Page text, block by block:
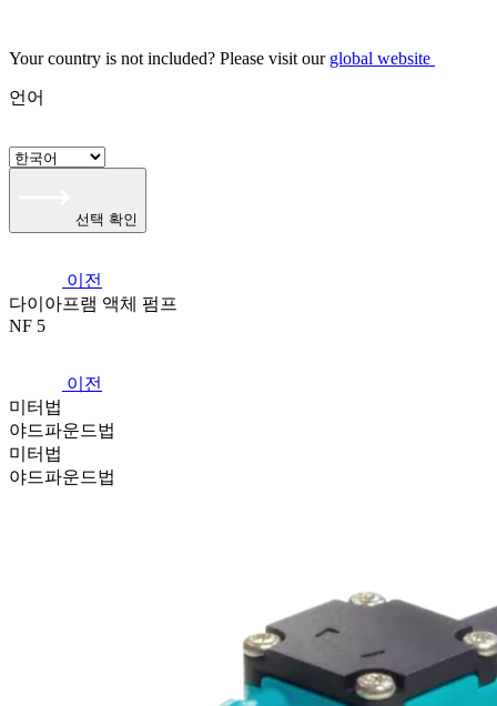
Your country is not included? Please visit our global website
언어
선택 확인
이전
다이아프램 액체 펌프
NF 5
이전
미터법
야드파운드법
미터법
야드파운드법